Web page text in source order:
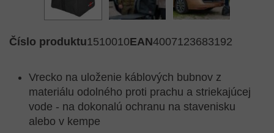
Číslo produktu1510010EAN4007123683192
Vrecko na uloženie káblových bubnov z
materiálu odolného proti prachu a striekajúcej
vode - na dokonalú ochranu na stavenisku
alebo v kempe